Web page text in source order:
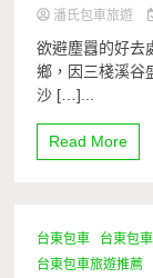
潘氏包車旅遊
欲避塵囂的好去
鄉，因三棧溪谷
沙 […]...
Read More
台東包車 台東包
台東包車旅遊推薦